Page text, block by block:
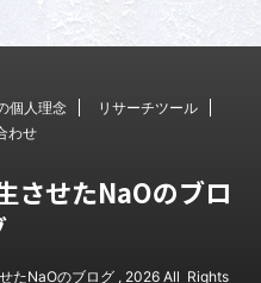
個人理念
リサーチツール
わせ
させたNaOのブロ
たNaOのブログ , 2026 All Rights